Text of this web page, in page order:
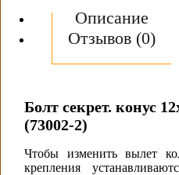
Описание
Отзывов (0)
Болт секрет. конус
(73002-2)
Чтобы изменить вылет
крепления